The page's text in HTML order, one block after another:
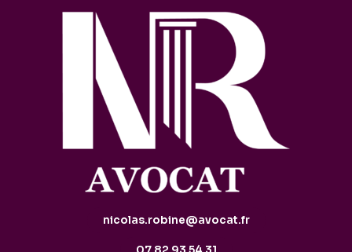
nicolas.robine@avocat.fr